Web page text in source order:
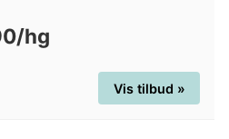
hg
Vis tilbud »